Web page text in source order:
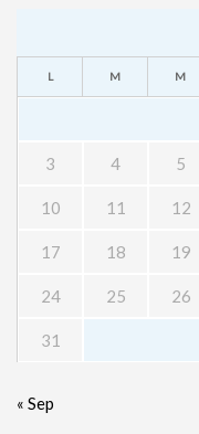
L M M
3 4 5
10 11 12
17 18 19
24 25 26
31
« Sep